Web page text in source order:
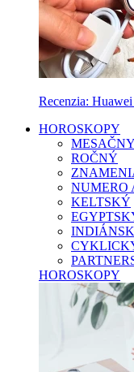
Recenzia:
HOROSKOPY
MESAČNY
ROČNÝ
NUMERO
KELTSKÝ
HOROSKOPY